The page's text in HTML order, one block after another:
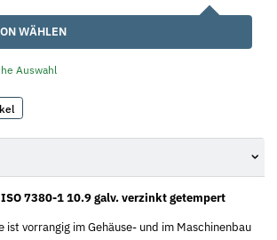
WÄHLEN
Auswahl
7380-1 10.9 galv. verzinkt getempert
ist vorrangig im Gehäuse- und im Maschinenbau